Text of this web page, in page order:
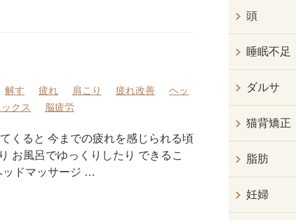
解す 疲れ 肩こり 疲れ改善
ヘッ
ックス 脳疲労
くると 今までの疲れを感じられる頃
お風呂でゆっくりしたり できるこ
ッドマッサージ …
頭
睡眠不足
ダルサ
猫背矯正
脂肪
妊婦